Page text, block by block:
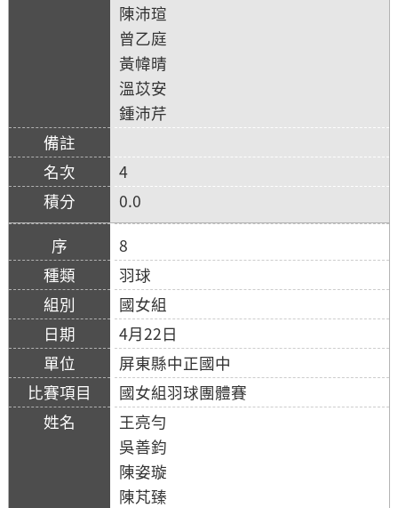
陳沛瑄
曾乙庭
黃幃晴
溫苡安
鍾沛芹
4
0.0
8
羽球
國女組
4月22日
屏東縣中正國中
國女組羽球團體賽
王亮勻
吳善鈞
陳姿璇
陳芃臻